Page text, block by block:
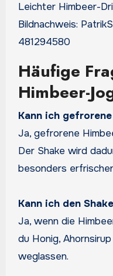
Leichter Himbeer-
Bildnachweis:
481294580
Häufige
Himbeer-
Kann ich
Ja, gefrorene
Der Shake wird
besonders
Kann ich den
Ja, wenn die
du Honig,
weglassen.